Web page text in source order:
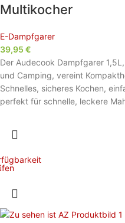
Multikocher
E-Dampfgarer
39,95 €
Der Audecook Dampfgarer
und Camping, vereint
Schnelles, sicheres Kochen,
perfekt für schnelle, leckere